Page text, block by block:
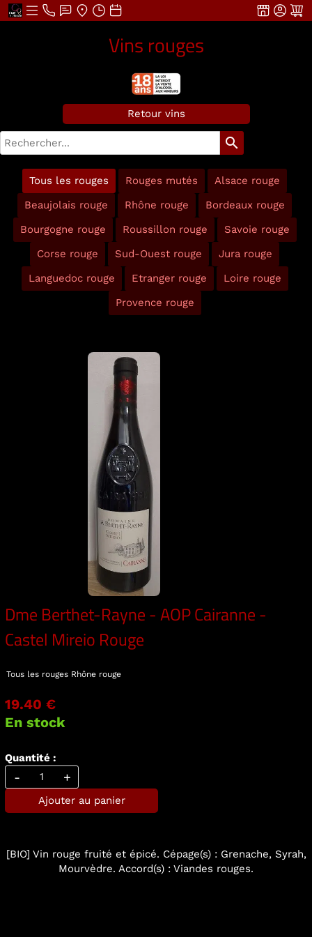
Vins rouges
Retour vins
search
Tous les rouges Rouges mutés
Alsace rouge
Beaujolais rouge
Rhône rouge
Bordeaux rouge
Bourgogne rouge
Roussillon rouge
Savoie rouge
Corse rouge
Sud-Ouest rouge
Jura rouge
Languedoc rouge
Etranger rouge
Loire rouge
Provence rouge
Dme Berthet-Rayne - AOP Cairanne -
Castel Mireio Rouge
Tous les rouges Rhône rouge
19.40 €
En stock
Quantité :
- +
Ajouter au panier
[BIO] Vin rouge fruité et épicé. Cépage(s) : Grenache, Syrah,
Mourvèdre. Accord(s) : Viandes rouges.